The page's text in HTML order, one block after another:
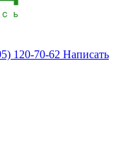
120-70-62 Написать